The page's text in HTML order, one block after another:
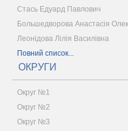
Стась Едуард Павлович
Большедворова Анастасія
Леонідова Лілія Василівна
Повний список...
ОКРУГИ
Округ №1
Округ №2
Округ №3